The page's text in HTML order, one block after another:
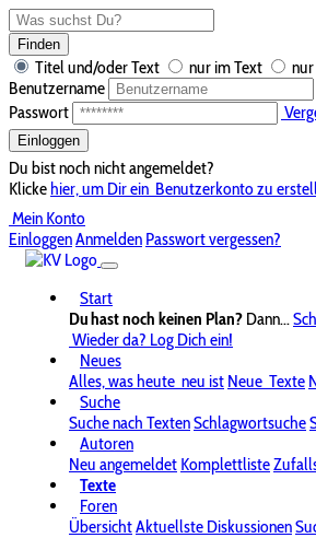
Finden
Titel und/oder Text nur im Text
Benutzername
Passwort
Einloggen
Du bist noch nicht angemeldet?
Klickehier, um Dir ein Benutzerkonto zu
Mein Konto
EinloggenAnmelden Passwort vergessen?
Start
Du hast noch keinen Plan? Dann...
Wieder da? Log Dich ein!
Neues
Alles, was heute neu ist Neue Texte
Suche
Suche nach TextenSchlagwortsuche
Autoren
Neu angemeldet Komplettliste
Texte
Foren
ÜbersichtAktuellste Diskussionen